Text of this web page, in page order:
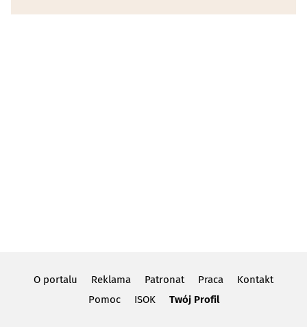
O portalu Reklama Patronat Praca
Kontakt
Pomoc
ISOK Twój Profil